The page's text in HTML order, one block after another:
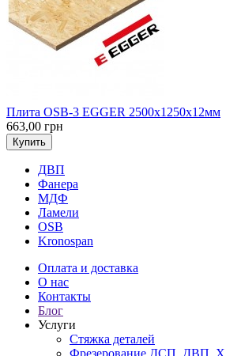
Плита OSB-3 EGGER 2500х1250х12мм
663,00 грн
Купить
ДВП
Фанера
МДФ
Ламели
OSB
Kronospan
Оплата и доставка
О нас
Контакты
Блог
Услуги
Стяжка деталей
Фрезерование ДСП, ДВП,